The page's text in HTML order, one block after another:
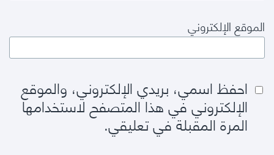
الموقع الإلكتروني
احفظ اسمي، بريدي الإلكتروني، والموقع
الإلكتروني في هذا المتصفح لاستخدامها
المرة المقبلة في تعليقي.